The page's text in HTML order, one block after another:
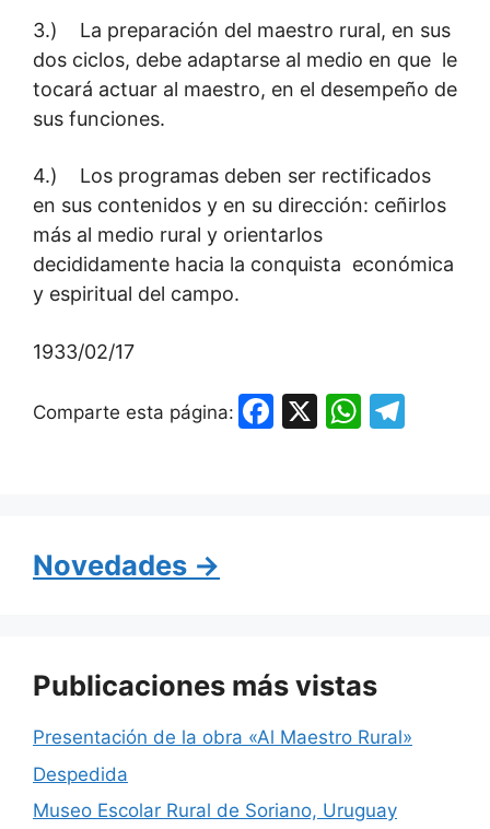
3.) La preparación del maestro rural, en sus
dos ciclos, debe adaptarse al medio en que le
tocará actuar al maestro, en el desempeño de
sus funciones.
4.) Los programas deben ser rectificados
en sus contenidos y en su dirección: ceñirlos
más al medio rural y orientarlos
decididamente hacia la conquista económica
y espiritual del campo.
1933/02/17
Comparte esta página:
F
X
W
Novedades →
Publicaciones más vistas
Presentación de la obra «Al Maestro Rural»
Despedida
Museo Escolar Rural de Soriano, Uruguay